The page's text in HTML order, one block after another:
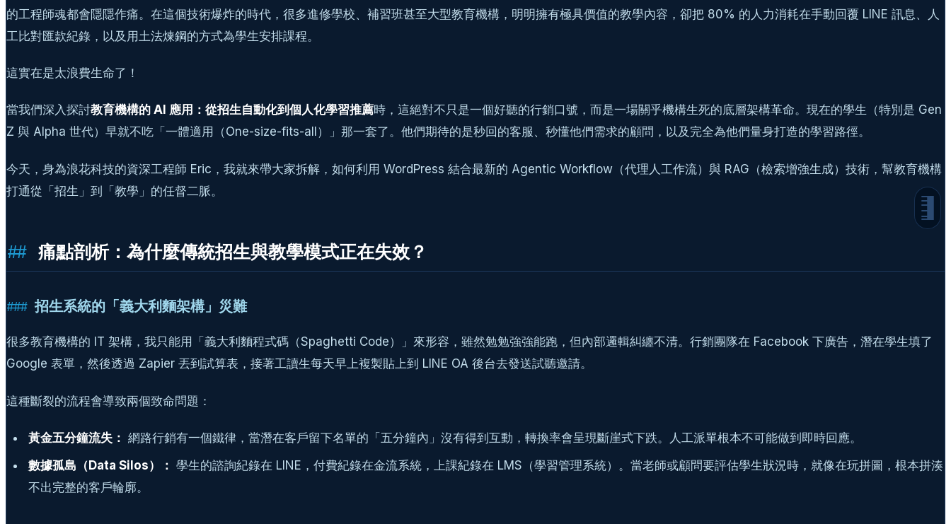
的工程師魂都會隱隱作痛。在這個技術爆炸的時代，很多進修學校、補習班甚至大型教育機構，明明擁有極具價值的教學內容，卻把 80% 的人力消耗在手動回覆 LINE 訊息、人
工比對匯款紀錄，以及用土法煉鋼的方式為學生安排課程。
這實在是太浪費生命了！
當我們深入探討教育機構的 AI 應用：從招生自動化到個人化學習推薦時，這絕對不只是一個好聽的行銷口號，而是一場關乎機構生死的底層架構革命。現在的學生（特別是 Gen
Z 與 Alpha 世代）早就不吃「一體適用（One-size-fits-all）」那一套了。他們期待的是秒回的客服、秒懂他們需求的顧問，以及完全為他們量身打造的學習路徑。
今天，身為浪花科技的資深工程師 Eric，我就來帶大家拆解，如何利用 WordPress 結合最新的 Agentic Workflow（代理人工作流）與 RAG（檢索增強生成）技術，幫教育機構
打通從「招生」到「教學」的任督二脈。
痛點剖析：為什麼傳統招生與教學模式正在失效？
招生系統的「義大利麵架構」災難
很多教育機構的 IT 架構，我只能用「義大利麵程式碼（Spaghetti Code）」來形容，雖然勉勉強強能跑，但內部邏輯糾纏不清。行銷團隊在 Facebook 下廣告，潛在學生填了
Google 表單，然後透過 Zapier 丟到試算表，接著工讀生每天早上複製貼上到 LINE OA 後台去發送試聽邀請。
這種斷裂的流程會導致兩個致命問題：
黃金五分鐘流失： 網路行銷有一個鐵律，當潛在客戶留下名單的「五分鐘內」沒有得到互動，轉換率會呈現斷崖式下跌。人工派單根本不可能做到即時回應。
數據孤島（Data Silos）： 學生的諮詢紀錄在 LINE，付費紀錄在金流系統，上課紀錄在 LMS（學習管理系統）。當老師或顧問要評估學生狀況時，就像在玩拼圖，根本拼湊
不出完整的客戶輪廓。
痛點剖析：為什麼傳統招生與教學模式正在失
招生辦公室
AI 代理人接管諮詢與名單分流
個人化學習推薦：用數據與 LLM 打造專屬
教育機構導入 AI 的 3 大避坑指南
島